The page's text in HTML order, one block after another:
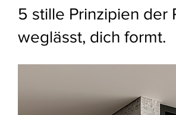
5 stille Prinzipien der
weglässt, dich formt.